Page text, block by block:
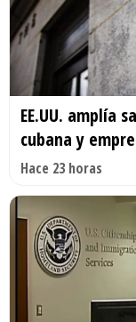
EE.UU. amplía
cubana y
Hace 23 horas